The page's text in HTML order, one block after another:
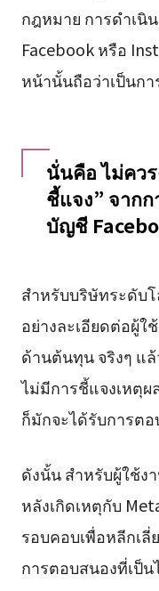
กฎหมาย การดำเนิ
Facebook หรือ
หน้านั้นถือว่าเป็นก
นั่นคือ ไม่คว
ชี้แจง” จาก
บัญชี
สำหรับบริษัทระดับ
อย่างละเอียดต่อผู้
ด้านต้นทุน จริงๆ แ
ไม่มีการชี้แจงเหตุผ
ก็มักจะได้รับการต
ดังนั้น สำหรับผู้ใช้ง
หลังเกิดเหตุกับ
รอบคอบเพื่อหลีกเ
การตอบสนองที่เป็